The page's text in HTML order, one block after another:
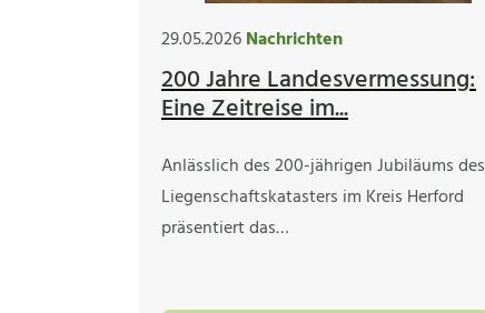
29.05.2026Nachrichten
200 Jahre Landesvermessung:
Eine Zeitreise im...
Anlässlich des 200-jährigen Jubiläums des
Liegenschaftskatasters im Kreis Herford
präsentiert das…